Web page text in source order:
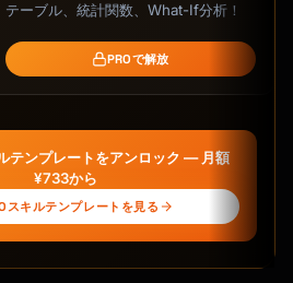
tool, not a
If someone expresses
harm thoughts, severe
mental health crisis,
respond:
テーブル、統計関数、What-If分析！
PROで解放
テンプレートをアンロック — 月額
¥733から
スキルテンプレートを見る